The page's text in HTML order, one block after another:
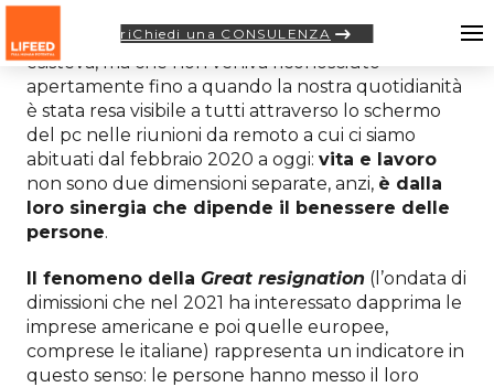
riChiedi una CONSULENZA
Lapandemiaha reso evidente ciò che già
esisteva, ma che non veniva riconosciuto
apertamente fino a quando la nostra quotidianità
è stata resa visibile a tutti attraverso lo schermo
del pc nelle riunioni da remoto a cui ci siamo
abituati dal febbraio 2020 a oggi: vita e lavoro
non sono due dimensioni separate, anzi, è dalla
loro sinergia che dipende il benessere delle
persone.
Il fenomeno della Great resignation (l’ondata di
dimissioni che nel 2021 ha interessato dapprima le
imprese americane e poi quelle europee,
comprese le italiane) rappresenta un indicatore in
questo senso: le persone hanno messo il loro